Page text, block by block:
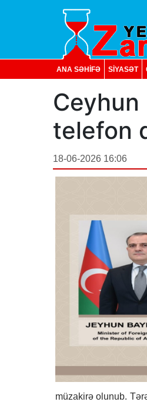
ANA SƏHİFƏ SİYASƏT
Ceyhun
telefon
18-06-2026 16:06
müzakirə olunub.